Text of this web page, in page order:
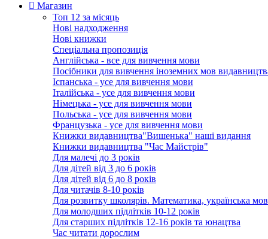
Магазин
Топ 12 за місяць
Нові надходження
Нові книжки
Спеціальна пропозиція
Англійська - все для вивчення мови
Посібники для вивчення іноземних мов
Іспанська - усе для вивчення мови
Італійська - усе для вивчення мови
Німецька - усе для вивчення мови
Польська - усе для вивчення мови
Французька - усе для вивчення мови
Книжки видавництва"Вишенька" наші видання
Книжки видавництва "Час Майстрів"
Для малечі до 3 років
Для дітей від 3 до 6 років
Для дітей від 6 до 8 років
Для читачів 8-10 років
Для розвитку школярів. Математика, українська
Для молодших підлітків 10-12 років
Для старших підлітків 12-16 років та юнацтва
Час читати дорослим